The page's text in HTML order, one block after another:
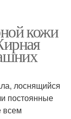
кожи
лоснящийся
постоянные
всем